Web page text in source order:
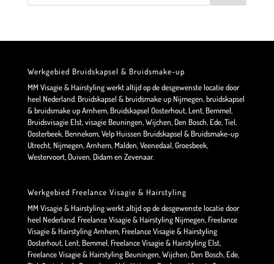
Werkgebied Bruidskapsel & Bruidsmake-up
MM Visagie & Hairstyling werkt altijd op de desgewenste locatie door
heel Nederland. Bruidskapsel & bruidsmake up Nijmegen, bruidskapsel
& bruidsmake up Arnhem, Bruidskapsel Oosterhout, Lent, Bemmel,
Bruidsvisagie Elst, visagie Beuningen, Wijchen, Den Bosch, Ede, Tiel,
Oosterbeek, Bennekom, Velp Huissen Bruidskapsel & Bruidsmake-up
Utrecht, Nijmegen, Arnhem, Malden, Veenedaal, Groesbeek,
Westervoort, Duiven, Didam en Zevenaar.
Werkgebied Freelance Visagie & Hairstyling
MM Visagie & Hairstyling werkt altijd op de desgewenste locatie door
heel Nederland. Freelance Visagie & Hairstyling Nijmegen, Freelance
Visagie & Hairstyling Arnhem, Freelance Visagie & Hairstyling
Oosterhout, Lent, Bemmel, Freelance Visagie & Hairstyling Elst,
Freelance Visagie & Hairstyling Beuningen, Wijchen, Den Bosch, Ede,